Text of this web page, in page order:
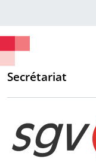
Secrétariat